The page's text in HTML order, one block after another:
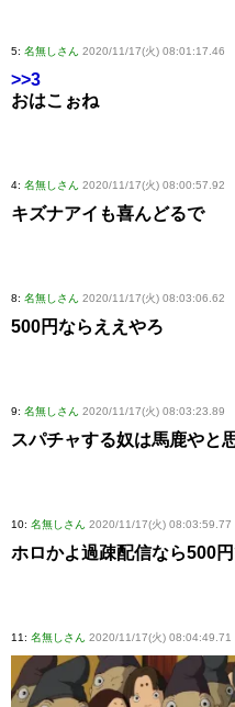
5: 名無しさん 2020/11/17(火) 08:01:17.46
>>3
おはこぉね
4: 名無しさん 2020/11/17(火) 08:00:57.92
キズナアイも喜んどるで
8: 名無しさん 2020/11/17(火) 08:03:06.62
500円ならええやろ
9: 名無しさん 2020/11/17(火) 08:03:23.89
スパチャする奴は馬鹿やと
10: 名無しさん 2020/11/17(火) 08:03:59.77
ホロかよ過疎配信なら500
11: 名無しさん 2020/11/17(火) 08:04:49.71